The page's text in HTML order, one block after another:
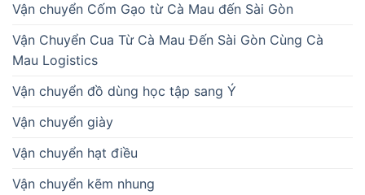
Vận chuyển Cốm Gạo từ Cà Mau đến Sài Gòn
Vận Chuyển Cua Từ Cà Mau Đến Sài Gòn Cùng Cà
Mau Logistics
Vận chuyển đồ dùng học tập sang Ý
Vận chuyển giày
Vận chuyển hạt điều
Vận chuyển kẽm nhung